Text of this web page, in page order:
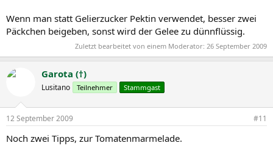
Wenn man statt Gelierzucker Pektin verwendet, besser zwei
Päckchen beigeben, sonst wird der Gelee zu dünnflüssig.
Zuletzt bearbeitet von einem Moderator: 26 September 2009
Garota (†)
Lusitano Teilnehmer Stammgast
12 September 2009 #11
Noch zwei Tipps, zur Tomatenmarmelade.